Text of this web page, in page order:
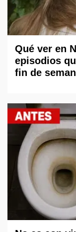
Qué ver en
episodios
fin de